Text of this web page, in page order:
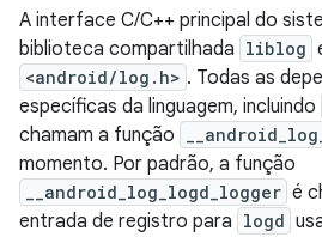
A interface C/C++ principal do
biblioteca compartilhada liblog
<android/log.h> . Todas as
específicas da linguagem, incluindo
chamam a função
momento. Por padrão, a função
__android_log_logd_logger é
entrada de registro para logd